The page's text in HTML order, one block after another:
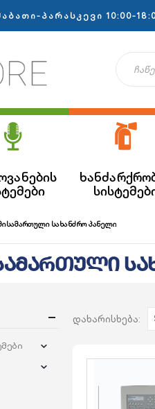
პარასკევი 10:00-
ᲡᲐᲮᲐᲜᲫᲠᲝ ᲞᲐᲜᲔᲚᲘ
დახარისხება: